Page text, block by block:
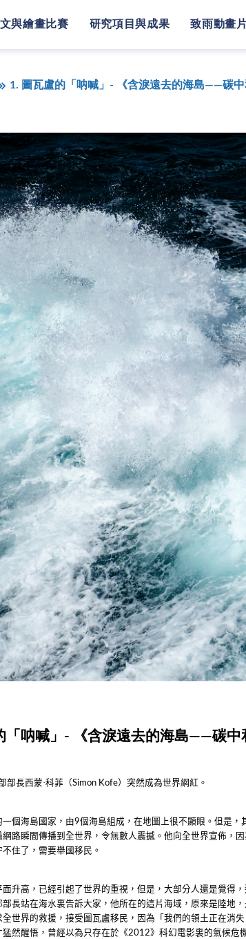
與繪畫比賽 研究項目與成果 致雨動畫
1. 圖瓦盧的「呐喊」- 《含淚遠去的海島——碳中
「呐喊」- 《含淚遠去的海島——碳中
部長西蒙·科菲（Simon Kofe）突然成為世界網紅。
一個海島國家，由9個海島組成，在地圖上很不顯眼。但是，
路瞬間傳播到全世界，令無數人震撼。他向全世界宣佈，
住了，需要舉國移民。
升高，已經引起了世界的重視，但是，大部分人還是覺得
長站在海水裏告訴大家，他所在的這片海域，原來是陸地
世界的救援，接受圖瓦盧移民，因為「我們的領土正在消
然醒悟，曾經以為只存在於《2012》科幻電影裏的氣候危